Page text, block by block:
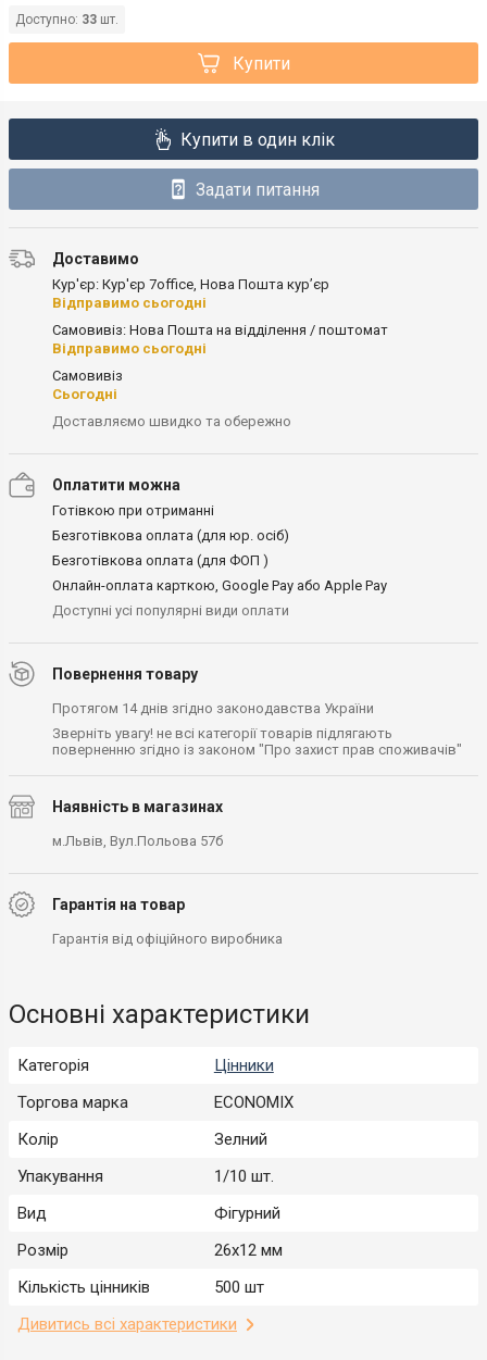
Доступно: 33 шт.
Купити
Купити в один клік
Задати питання
Доставимо
Кур'єр: Кур'єр 7office, Нова Пошта кур’єр
Відправимо сьогодні
Самовивіз: Нова Пошта на відділення / поштомат
Відправимо сьогодні
Самовивіз
Сьогодні
Доставляємо швидко та обережно
Оплатити можна
Готівкою при отриманні
Безготівкова оплата (для юр. осіб)
Безготівкова оплата (для ФОП )
Онлайн-оплата карткою, Google Pay або Apple Pay
Доступні усі популярні види оплати
Повернення товару
Протягом 14 днів згідно законодавства України
Зверніть увагу! не всі категорії товарів підлягають
поверненню згідно із законом "Про захист прав споживачів"
Наявність в магазинах
м.Львів, Вул.Польова 57б
Гарантія на товар
Гарантія від офіційного виробника
Основні характеристики
Категорія
Цінники
Торгова марка
ECONOMIX
Колір
Зелний
Упакування
1/10 шт.
Вид
Фігурний
Розмір
26х12 мм
Кількість цінників
500 шт
Дивитись всі характеристики